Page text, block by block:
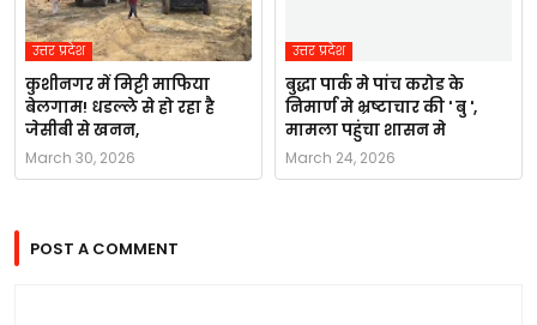
उत्तर प्रदेश
कुशीनगर में मिट्टी माफिया
बेलगाम! धडल्ले से हो रहा है
जेसीबी से खनन,
March 30, 2026
उत्तर प्रदेश
बुद्धा पार्क मे पांच करोड के
निमार्ण मे भ्रष्टाचार की ' बु ',
मामला पहुंचा शासन मे
March 24, 2026
POST A COMMENT